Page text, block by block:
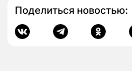
Поделиться новостью: